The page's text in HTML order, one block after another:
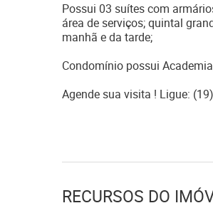
Possui 03 suítes com
área de serviços; quintal
manhã e da tarde;
Condomínio possui
Agende sua visita ! Ligue:
RECURSOS DO